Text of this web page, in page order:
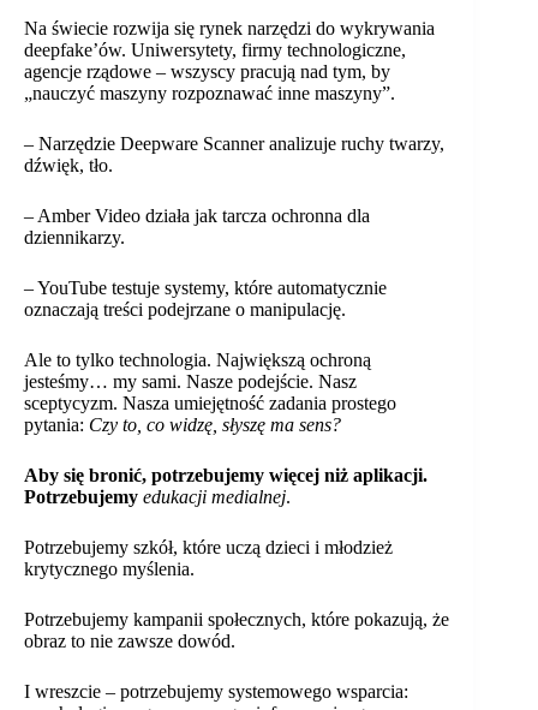
Na świecie rozwija się rynek narzędzi do wykrywania
deepfake’ów. Uniwersytety, firmy technologiczne,
agencje rządowe – wszyscy pracują nad tym, by
„nauczyć maszyny rozpoznawać inne maszyny”.
– Narzędzie Deepware Scanner analizuje ruchy twarzy,
dźwięk, tło.
– Amber Video działa jak tarcza ochronna dla
dziennikarzy.
– YouTube testuje systemy, które automatycznie
oznaczają treści podejrzane o manipulację.
Ale to tylko technologia. Największą ochroną
jesteśmy… my sami. Nasze podejście. Nasz
sceptycyzm. Nasza umiejętność zadania prostego
pytania: Czy to, co widzę, słyszę ma sens?
Aby się bronić, potrzebujemy więcej niż aplikacji.
Potrzebujemy edukacji medialnej.
Potrzebujemy szkół, które uczą dzieci i młodzież
krytycznego myślenia.
Potrzebujemy kampanii społecznych, które pokazują, że
obraz to nie zawsze dowód.
I wreszcie – potrzebujemy systemowego wsparcia: